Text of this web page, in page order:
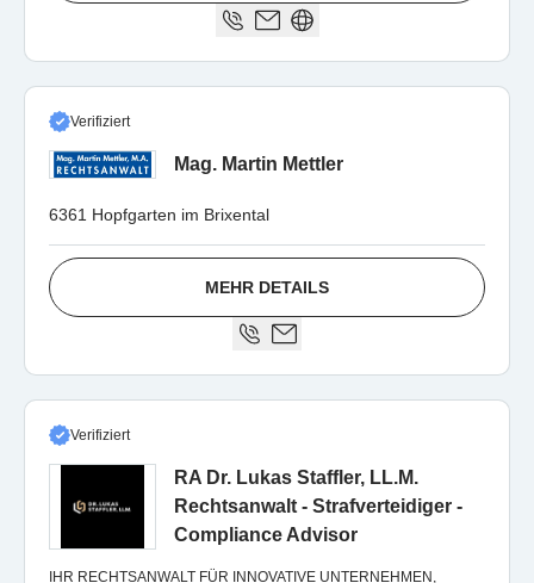
Verifiziert
Mag. Martin Mettler
6361 Hopfgarten im Brixental
MEHR DETAILS
Verifiziert
RA Dr. Lukas Staffler, LL.M.
Rechtsanwalt - Strafverteidiger -
Compliance Advisor
IHR RECHTSANWALT FÜR INNOVATIVE UNTERNEHMEN,